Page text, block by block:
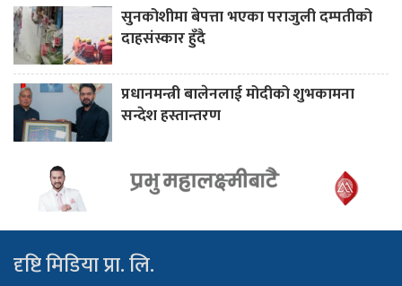
सुनकोशीमा बेपत्ता भएका पराजुली दम्पतीको
दाहसंस्कार हुँदै
प्रधानमन्त्री बालेनलाई मोदीको शुभकामना
सन्देश हस्तान्तरण
दृष्टि मिडिया प्रा. लि.